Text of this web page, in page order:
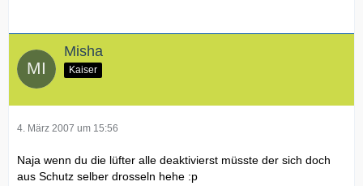
Misha
Kaiser
4. März 2007 um 15:56
Naja wenn du die lüfter alle deaktivierst müsste der sich doch
aus Schutz selber drosseln hehe :p